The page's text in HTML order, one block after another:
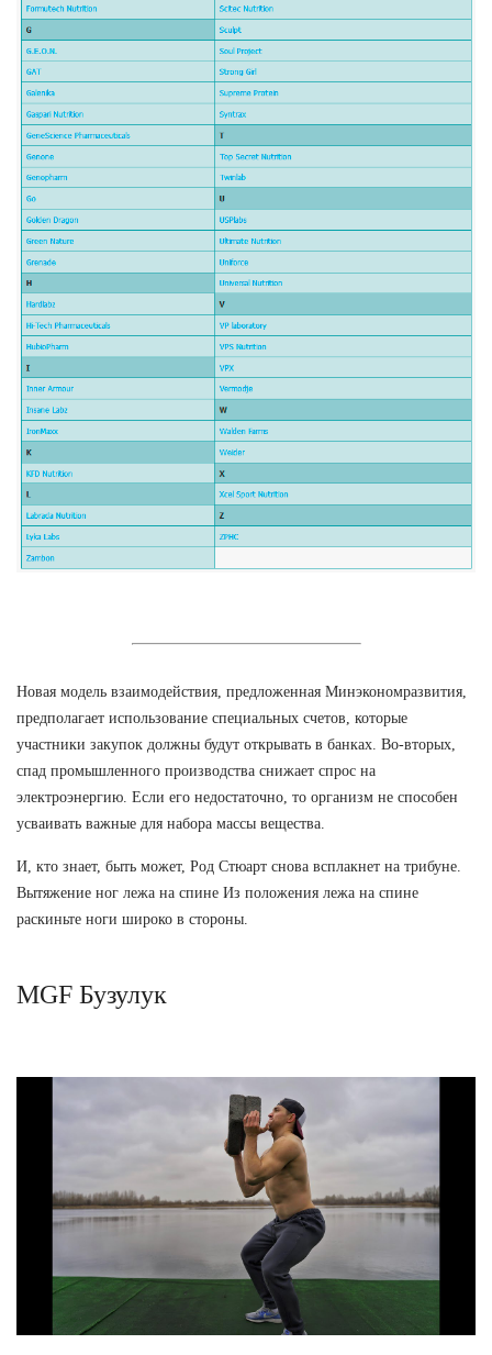
Новая модель взаимодействия, предложенная Минэкономразвития,
предполагает использование специальных счетов, которые
участники закупок должны будут открывать в банках. Во-вторых,
спад промышленного производства снижает спрос на
электроэнергию. Если его недостаточно, то организм не способен
усваивать важные для набора массы вещества.
И, кто знает, быть может, Род Стюарт снова всплакнет на трибуне.
Вытяжение ног лежа на спине Из положения лежа на спине
раскиньте ноги широко в стороны.
MGF Бузулук